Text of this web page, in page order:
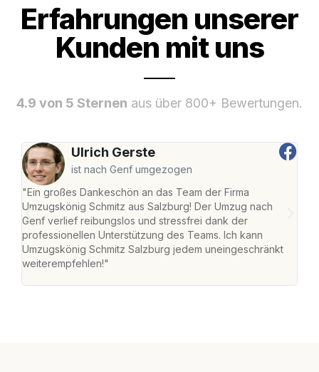
Erfahrungen unserer
Kunden mit uns
4.9 von 5 Sternen aus über 800+ Bewertungen.
Ulrich Gerste
ist nach Genf umgezogen
"Ein großes Dankeschön an das Team der Firma
Umzugskönig Schmitz aus Salzburg! Der Umzug nach
Genf verlief reibungslos und stressfrei dank der
professionellen Unterstützung des Teams. Ich kann
Umzugskönig Schmitz Salzburg jedem uneingeschränkt
weiterempfehlen!"